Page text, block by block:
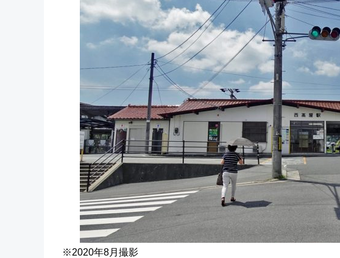
※2020年8月撮影